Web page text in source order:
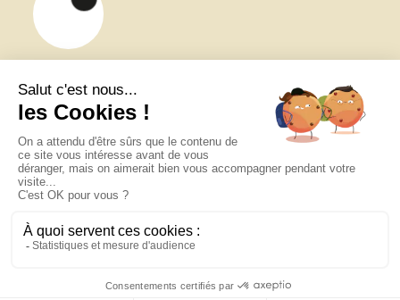
Proche,
une collection de livres
à garder près de soi.
Qui sommes-nous ?
Contactez-nous